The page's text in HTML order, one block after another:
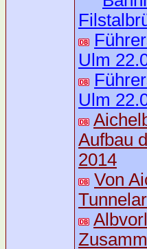
Ulm
Ulm
Aufbau
2014
Von